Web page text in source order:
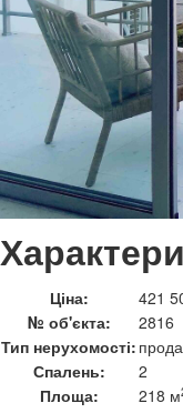
Ціна:
421
№ об'єкта:
2816
Тип нерухомості:
Спалень:
2
Площа:
218 м